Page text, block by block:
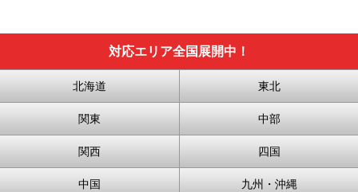
対応エリア全国展開中！
北海道 東北
関東 中部
関西 四国
中国 九州・沖縄